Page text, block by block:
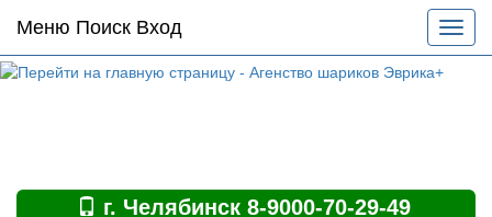
Основное
меню
по
Меню Поиск Вход
меню
г. Челябинск 8-9000-70-29-49